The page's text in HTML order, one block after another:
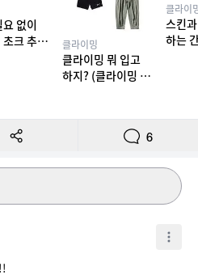
없이
크 추천
클라이밍
클라이밍 뭐 입고
하지? (클라이밍 복
클라이
스킨
하는
6